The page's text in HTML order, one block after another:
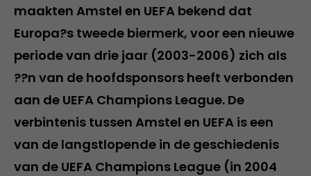
maakten Amstel en UEFA bekend dat
Europa?s tweede biermerk, voor een nieuwe
periode van drie jaar (2003-2006) zich als
??n van de hoofdsponsors heeft verbonden
aan de UEFA Champions League. De
verbintenis tussen Amstel en UEFA is een
van de langstlopende in de geschiedenis
van de UEFA Champions League (in 2004